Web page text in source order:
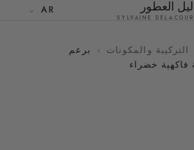
العطور AR
التركيبة والمكونات ›
برعم
خضراء